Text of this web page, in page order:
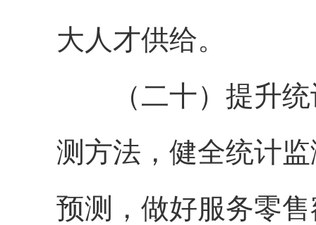
大人才供给。
（二十）提升统
测方法，健全统计
预测，做好服务零